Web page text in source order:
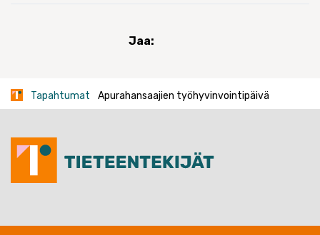
Jaa:
Tapahtumat Apurahansaajien työhyvinvointipäivä